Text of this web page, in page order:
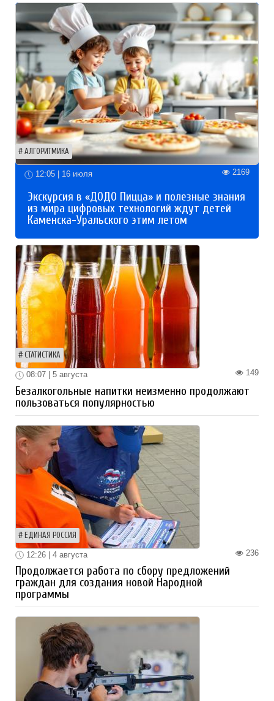
АЛГОРИТМИКА
12:05 | 16 июля 2169
Экскурсия в «ДОДО Пицца» и полезные знания
из мира цифровых технологий ждут детей
Каменска-Уральского этим летом
СТАТИСТИКА
149
08:07 | 5 августа
Безалкогольные напитки неизменно продолжают
пользоваться популярностью
ЕДИНАЯ РОССИЯ
236
12:26 | 4 августа
Продолжается работа по сбору предложений
граждан для создания новой Народной
программы